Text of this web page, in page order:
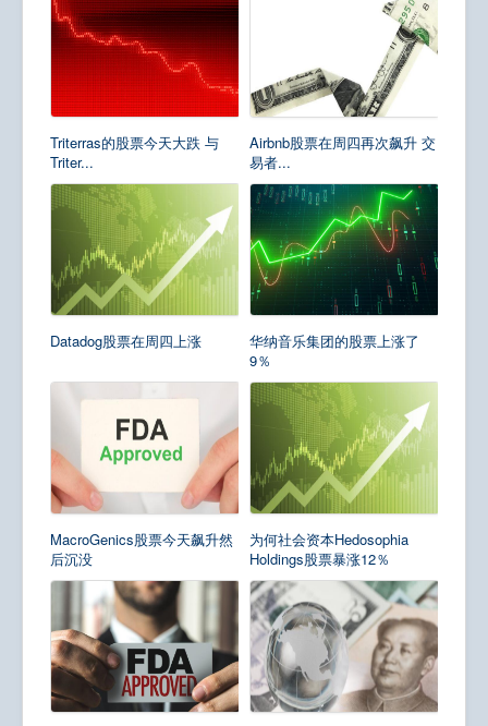
Triterras的股票今天大跌 与
Triter...
Airbnb股票在周四再次飙升 交
易者...
Datadog股票在周四上涨
华纳音乐集团的股票上涨了
9％
MacroGenics股票今天飙升然
后沉没
为何社会资本Hedosophia
Holdings股票暴涨12％